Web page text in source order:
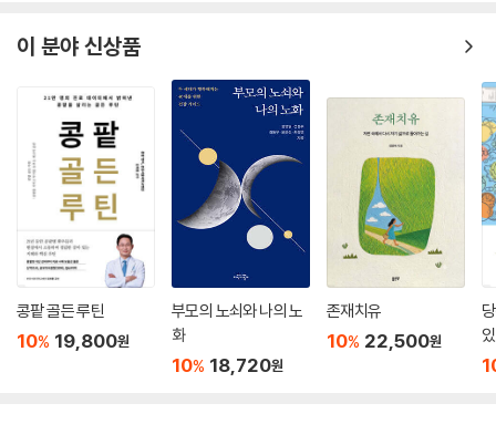
이 분야 신상품
콩팥 골든 루틴
10% 19,800원
부모의 노쇠와 나의 노
화
10% 18,720원
존재치유
10% 22,500원